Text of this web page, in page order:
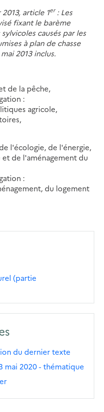
article 1er: Les
fixant le barème
causés par les
à plan de chasse
2013 inclus.
de la pêche,
:
agricole,
l'écologie, de l'énergie,
de l'aménagement du
:
du logement
(partie
du dernier texte
mai 2020 - thématique